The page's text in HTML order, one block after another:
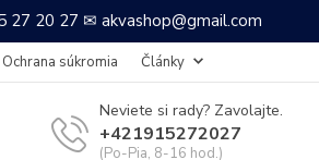
20 27 ✉ akvashop@gmail.com
Ochrana súkromia Články
Neviete si rady? Zavolajte.
+421915272027
(Po-Pia, 8-16 hod.)